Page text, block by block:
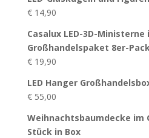
€14,90
Casalux LED-3D-Ministerne
Großhandelspaket 8er-
€19,90
LED Hanger
€55,00
Weihnachtsbaumdecke im
Stück in Box